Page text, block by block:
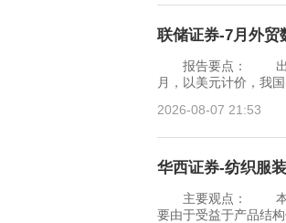
联储证券-7月外贸
报告要点： 出口增
月，以美元计价，我
2026-08-07 21:53
华西证券-纺织服
主要观点： 本周健
要由于受益于产品结